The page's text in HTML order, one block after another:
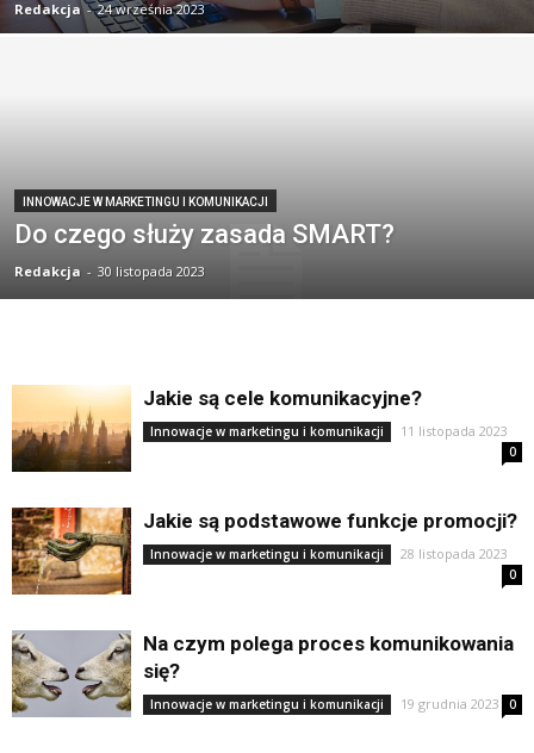
Redakcja - 24 września 2023
INNOWACJE W MARKETINGU I KOMUNIKACJI
Do czego służy zasada SMART?
Redakcja - 30 listopada 2023
Jakie są cele komunikacyjne?
Innowacje w marketingu i komunikacji 11 listopada 2023
0
Jakie są podstawowe funkcje promocji?
Innowacje w marketingu i komunikacji 28 listopada 2023
0
Na czym polega proces komunikowania
się?
Innowacje w marketingu i komunikacji 19 grudnia 2023 0